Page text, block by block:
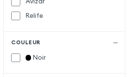
Relife
COULEUR
Noir